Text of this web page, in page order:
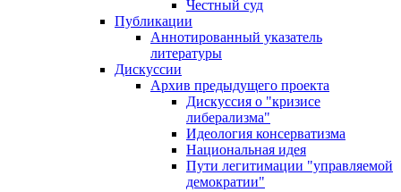
Честный суд
Публикации
Аннотированный указатель
литературы
Дискуссии
Архив предыдущего проекта
Дискуссия о "кризисе
либерализма"
Идеология консерватизма
Национальная идея
Пути легитимации "управляемой
демократии"